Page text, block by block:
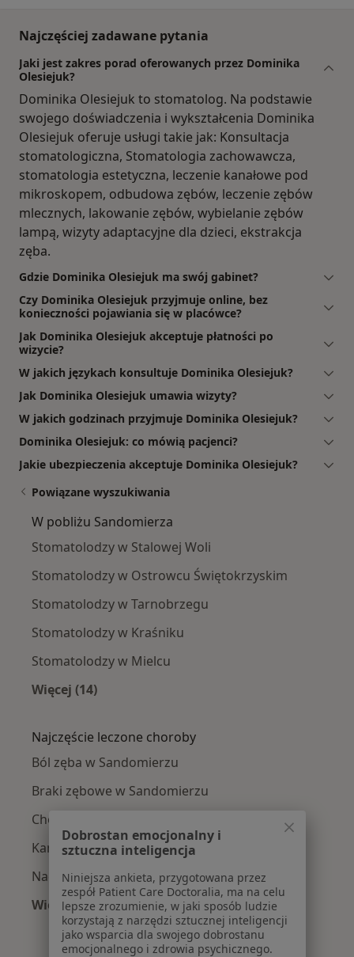
Najczęściej zadawane pytania
Jaki jest zakres porad oferowanych przez Dominika
Olesiejuk?
Dominika Olesiejuk to stomatolog. Na podstawie
swojego doświadczenia i wykształcenia Dominika
Olesiejuk oferuje usługi takie jak: Konsultacja
stomatologiczna, Stomatologia zachowawcza,
stomatologia estetyczna, leczenie kanałowe pod
mikroskopem, odbudowa zębów, leczenie zębów
mlecznych, lakowanie zębów, wybielanie zębów
lampą, wizyty adaptacyjne dla dzieci, ekstrakcja
zęba.
Gdzie Dominika Olesiejuk ma swój gabinet?
Czy Dominika Olesiejuk przyjmuje online, bez
konieczności pojawiania się w placówce?
Jak Dominika Olesiejuk akceptuje płatności po
wizycie?
W jakich językach konsultuje Dominika Olesiejuk?
Jak Dominika Olesiejuk umawia wizyty?
W jakich godzinach przyjmuje Dominika Olesiejuk?
Dominika Olesiejuk: co mówią pacjenci?
Jakie ubezpieczenia akceptuje Dominika Olesiejuk?
Powiązane wyszukiwania
W pobliżu Sandomierza
Stomatolodzy w Stalowej Woli
Stomatolodzy w Ostrowcu Świętokrzyskim
Stomatolodzy w Tarnobrzegu
Stomatolodzy w Kraśniku
Stomatolodzy w Mielcu
Więcej (14)
Najczęście leczone choroby
Ból zęba w Sandomierzu
Braki zębowe w Sandomierzu
Choroby miazgi w Sandomierzu
Kamień nazębny w Sandomierzu
Nadwrażliwość zębów w Sandomierzu
Więcej (15)
Więcej w kategorii: Najczęście leczone
Dobrostan emocjonalny i
sztuczna inteligencja
Niniejsza ankieta, przygotowana przez
zespół Patient Care Doctoralia, ma na celu
lepsze zrozumienie, w jaki sposób ludzie
korzystają z narzędzi sztucznej inteligencji
jako wsparcia dla swojego dobrostanu
emocjonalnego i zdrowia psychicznego.